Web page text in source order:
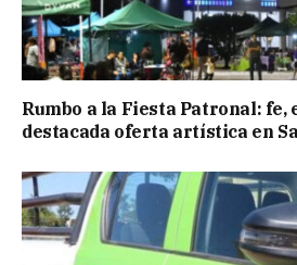
Rumbo a la Fiesta Patronal: fe,
destacada oferta artística en